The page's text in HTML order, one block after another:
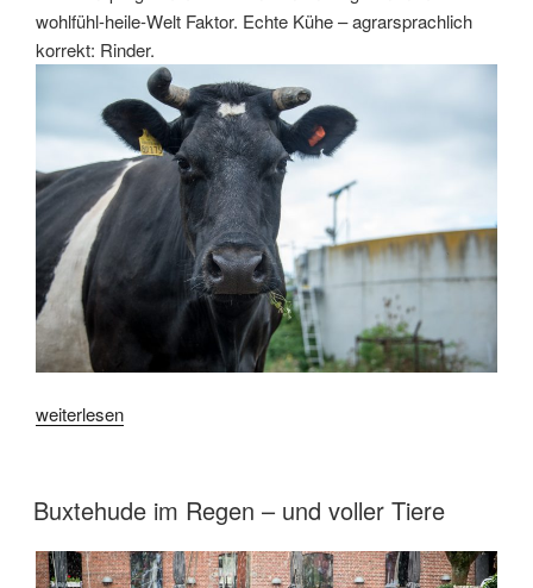
wohlfühl-heile-Welt Faktor. Echte Kühe – agrarsprachlich
korrekt: Rinder.
„Auf
–
und
lernen“
weiterlesen
VERÖFFENTLICHT
AM
Buxtehude im Regen – und voller Tiere